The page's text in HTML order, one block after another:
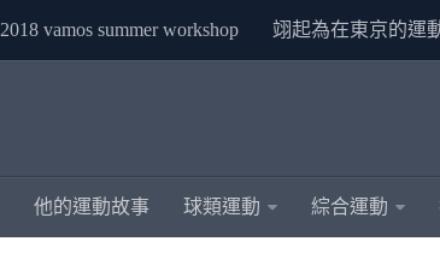
2018 vamos summer workshop 翊起為在東京的運
他的運動故事 球類運動 綜合運動